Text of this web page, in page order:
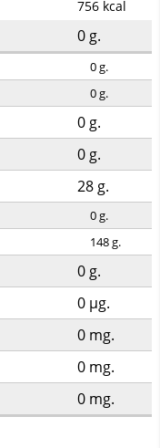
756 kcal
0 g.
0g.
0g.
0 g.
0 g.
28 g.
0g.
148g.
0 g.
0 µg.
0 mg.
0 mg.
0 mg.